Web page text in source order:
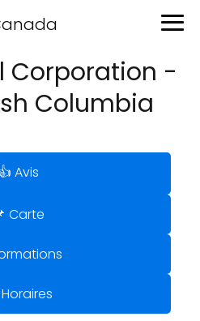
Corporation -
Columbia
👍 Avis
Carte
Horaires